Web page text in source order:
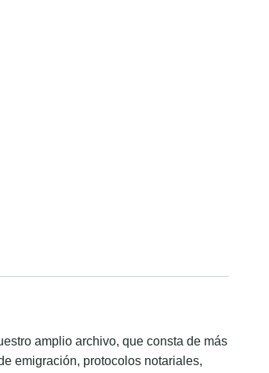
amplio archivo, que consta de más
emigración, protocolos notariales,